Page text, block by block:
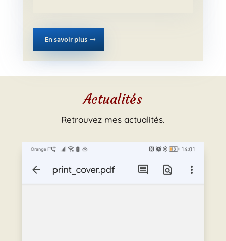
En savoir plus
Actualités
Retrouvez mes actualités.